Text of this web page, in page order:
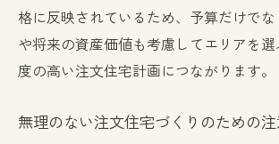
格に反映されているため、予算だけで
や将来の資産価値も考慮してエリアを
度の高い注文住宅計画につながります。
無理のない注文住宅づくりのための